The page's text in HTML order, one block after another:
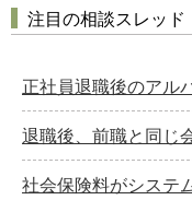
注目の相談スレッド
正社員退職後のアル
退職後、前職と同じ
社会保険料がシステ